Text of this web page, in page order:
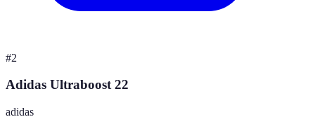
#2
Adidas Ultraboost 22
adidas